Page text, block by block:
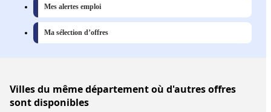
Mes alertes emploi
Ma sélection d’offres
Villesdu même département où d'autres offres
sont disponibles